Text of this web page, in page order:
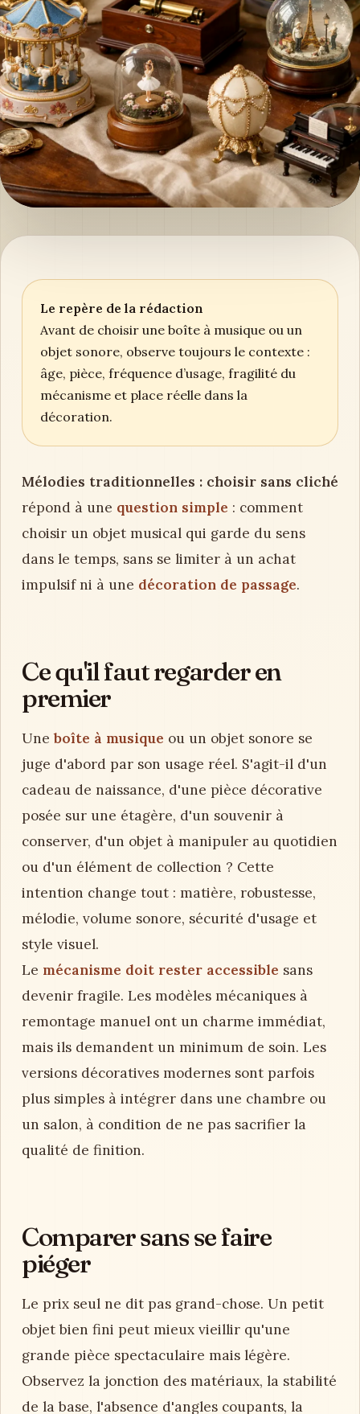
Le repère de la rédaction
Avant de choisir une boîte à musique ou un
objet sonore, observe toujours le contexte :
âge, pièce, fréquence d’usage, fragilité du
mécanisme et place réelle dans la
décoration.
Mélodies traditionnelles : choisir sans cliché
répond à une question simple : comment
choisir un objet musical qui garde du sens
dans le temps, sans se limiter à un achat
impulsif ni à une décoration de passage.
Ce qu'il faut regarder en
premier
Uneboîte à musique ou un objet sonore se
juge d'abord par son usage réel. S'agit-il d'un
cadeau de naissance, d'une pièce décorative
posée sur une étagère, d'un souvenir à
conserver, d'un objet à manipuler au quotidien
ou d'un élément de collection ? Cette
intention change tout : matière, robustesse,
mélodie, volume sonore, sécurité d'usage et
style visuel.
Le mécanisme doit rester accessible sans
devenir fragile. Les modèles mécaniques à
remontage manuel ont un charme immédiat,
mais ils demandent un minimum de soin. Les
versions décoratives modernes sont parfois
plus simples à intégrer dans une chambre ou
un salon, à condition de ne pas sacrifier la
qualité de finition.
Comparer sans se faire
piéger
Le prix seul ne dit pas grand-chose. Un petit
objet bien fini peut mieux vieillir qu'une
grande pièce spectaculaire mais légère.
Observez la jonction des matériaux, la stabilité
de la base, l'absence d'angles coupants, la